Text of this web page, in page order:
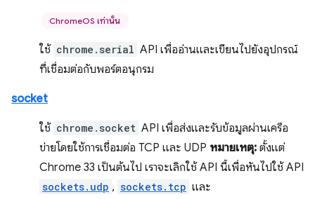
ChromeOS เท่านั้น
ใช้ chrome.serial API เพื่ออ่านและเขียนไปยังอุปกรณ์
ที่เชื่อมต่อกับพอร์ตอนุกรม
socket
ใช้ chrome.socket API เพื่อส่งและรับข้อมูลผ่านเครือ
ข่ายโดยใช้การเชื่อมต่อ TCP และ UDP หมายเหตุ: ตั้งแต่
Chrome 33 เป็นต้นไป เราจะเลิกใช้ API นี้เพื่อหันไปใช้ API
sockets.udp , sockets.tcp และ